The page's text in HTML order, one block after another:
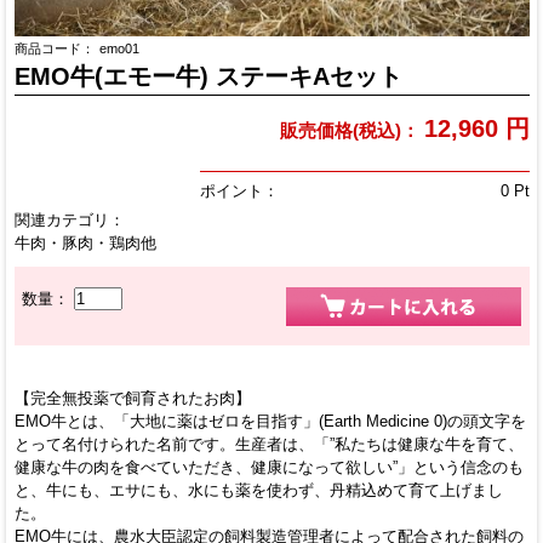
商品コード： emo01
EMO牛(エモー牛) ステーキAセット
販売価格(税込)： 12,960円
ポイント： 0Pt
関連カテゴリ：
牛肉・豚肉・鶏肉他
数量：
【完全無投薬で飼育されたお肉】
EMO牛とは、「大地に薬はゼロを目指す」(Earth Medicine 0)の頭文字を
とって名付けられた名前です。生産者は、「”私たちは健康な牛を育て、
健康な牛の肉を食べていただき、健康になって欲しい”」という信念のも
と、牛にも、エサにも、水にも薬を使わず、丹精込めて育て上げまし
た。
EMO牛には、農水大臣認定の飼料製造管理者によって配合された飼料の